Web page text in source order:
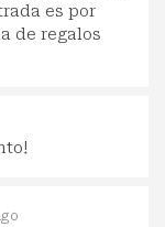
es por
de regalos